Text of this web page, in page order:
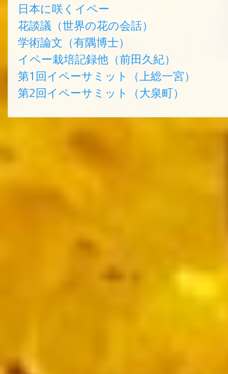
日本に咲くイペー
花談議（世界の花の会話）
学術論文（有隅博士）
イペー栽培記録他（前田久紀）
第1回イペーサミット（上総一宮）
第2回イペーサミット（大泉町）